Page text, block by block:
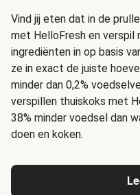
Vind jij eten dat in de
met HelloFresh en verspil
ingrediënten in op basis
ze in exact de juiste
minder dan 0,2%
verspillen thuiskoks met
38% minder voedsel dan
doen en koken.